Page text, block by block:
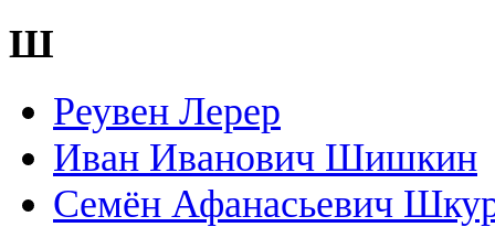
Ш
Реувен Лерер
Иван Иванович Шишкин
Семён Афанасьевич